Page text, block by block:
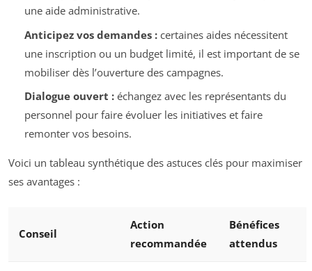
une aide administrative.
Anticipez vos demandes :certaines aides nécessitent
une inscription ou un budget limité, il est important de se
mobiliser dès l’ouverture des campagnes.
Dialogue ouvert :échangez avec les représentants du
personnel pour faire évoluer les initiatives et faire
remonter vos besoins.
Voici un tableau synthétique des astuces clés pour maximiser
ses avantages :
Conseil
Action
recommandée
Bénéfices
attendus